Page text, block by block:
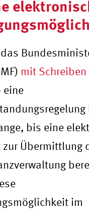
mit Schreiben
eine
bis eine
Übermittlung
im